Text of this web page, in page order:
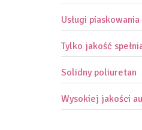
Usługi
Tylko jakość
Solidny poliuretan
Wysokiej jakości